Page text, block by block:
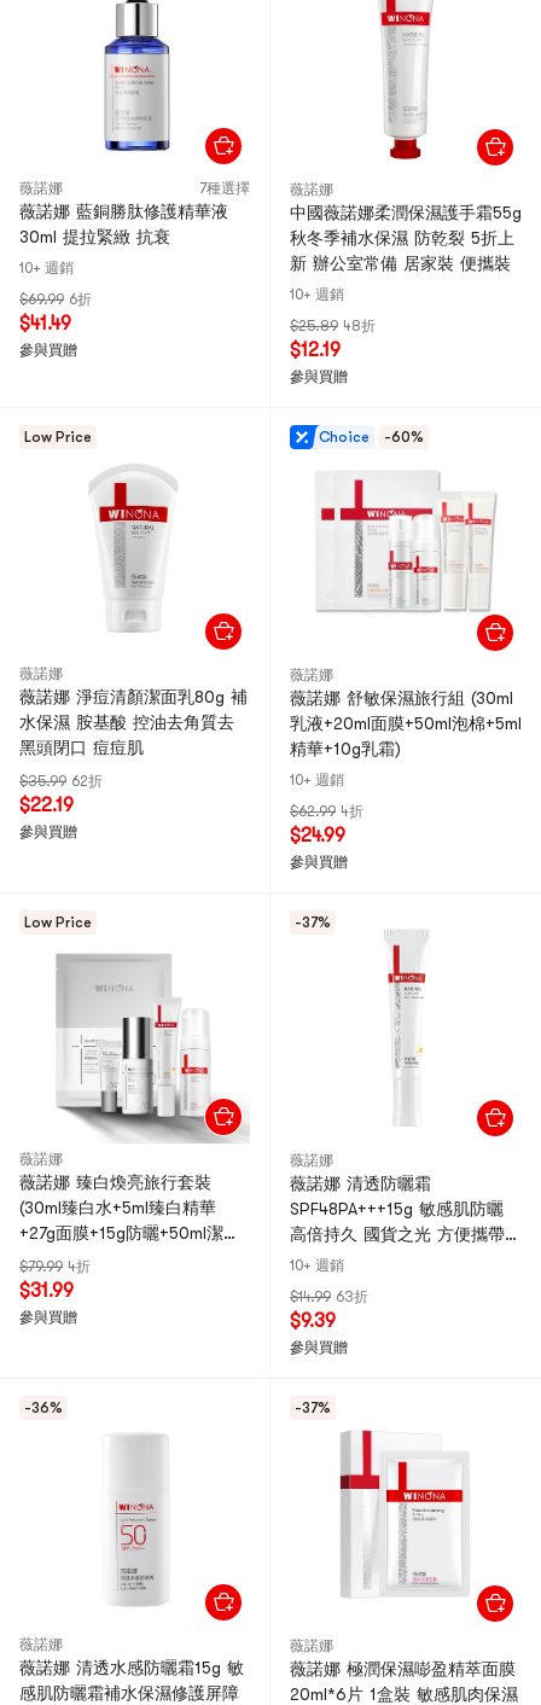
薇諾娜 7種選擇
薇諾娜 藍銅勝肽修護精華液
30ml 提拉緊緻 抗衰
10+ 週銷
$69.99 6折
$41.49
參與買贈
薇諾娜
中國薇諾娜柔潤保濕護手霜55g
秋冬季補水保濕 防乾裂 5折上
新 辦公室常備 居家裝 便攜裝
10+ 週銷
$25.89 48折
$12.19
參與買贈
Low Price
薇諾娜
薇諾娜 淨痘清顏潔面乳80g 補
水保濕 胺基酸 控油去角質去
黑頭閉口 痘痘肌
$35.99 62折
$22.19
參與買贈
Choice -60%
薇諾娜
薇諾娜 舒敏保濕旅行組 (30ml
乳液+20ml面膜+50ml泡棉+5ml
精華+10g乳霜)
10+ 週銷
$62.99 4折
$24.99
參與買贈
Low Price
薇諾娜
薇諾娜 臻白煥亮旅行套裝
(30ml臻白水+5ml臻白精華
+27g面膜+15g防曬+50ml潔面
泡棉)
$79.99 4折
$31.99
參與買贈
-37%
薇諾娜
薇諾娜 清透防曬霜
SPF48PA+++15g 敏感肌防曬
高倍持久 國貨之光 方便攜帶補
塗 臉部全身可用
10+ 週銷
$14.99 63折
$9.39
參與買贈
-36%
薇諾娜
薇諾娜 清透水感防曬霜15g 敏
感肌防曬霜補水保濕修護屏障
-37%
薇諾娜
薇諾娜 極潤保濕嘭盈精萃面膜
20ml*6片 1盒裝 敏感肌肉保濕